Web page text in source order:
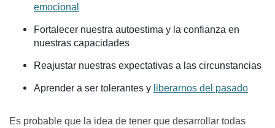
emocional
Fortalecer nuestra autoestima y la confianza en
nuestras capacidades
Reajustar nuestras expectativas a las circunstancias
Aprender a ser tolerantes y liberarnos del pasado
Es probable que la idea de tener que desarrollar todas